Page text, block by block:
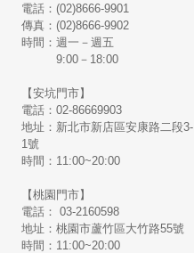
電話：(02)8666-9901
傳真：(02)8666-9902
時間：週一－週五
9:00－18:00
【安坑門市】
電話：02-86669903
地址：新北市新店區安康路二段3-
1號
時間：11:00~20:00
【桃園門市】
電話： 03-2160598
地址：桃園市蘆竹區大竹路55號
時間：11:00~20:00